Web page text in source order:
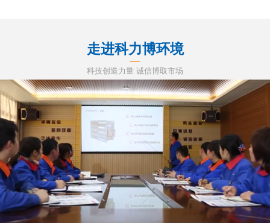
走进科力博环境
科技创造力量 诚信博取市场